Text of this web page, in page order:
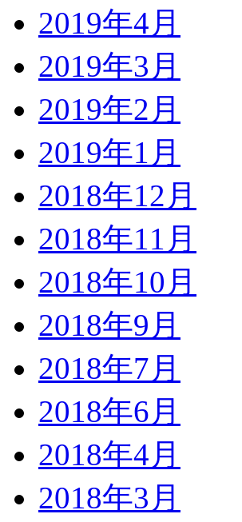
2019年4月
2019年3月
2019年2月
2019年1月
2018年12月
2018年11月
2018年10月
2018年9月
2018年7月
2018年6月
2018年4月
2018年3月